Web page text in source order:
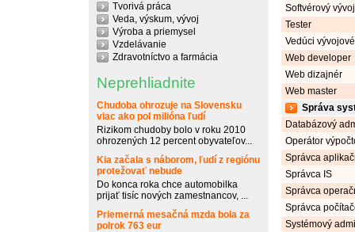
Tvorivá práca
Veda, výskum, vývoj
Výroba a priemysel
Vzdelávanie
Zdravotníctvo a farmácia
Neprehliadnite
Chudoba ohrozuje na Slovensku
viac ako pol milióna ľudí
Rizikom chudoby bolo v roku 2010
ohrozených 12 percent obyvateľov...
Kia začala s náborom, ľudí z regiónu
protežovať nebude
Do konca roka chce automobilka
prijať tisíc nových zamestnancov, ...
Priemerná mesačná mzda bola za
polrok 763 eur
Softvérový
Tester
Vedúci
Web developer
Web dizajnér
Web master
Správa
Databázový
Operátor
Správca
Správca IS
Správca
Správca
Systémový